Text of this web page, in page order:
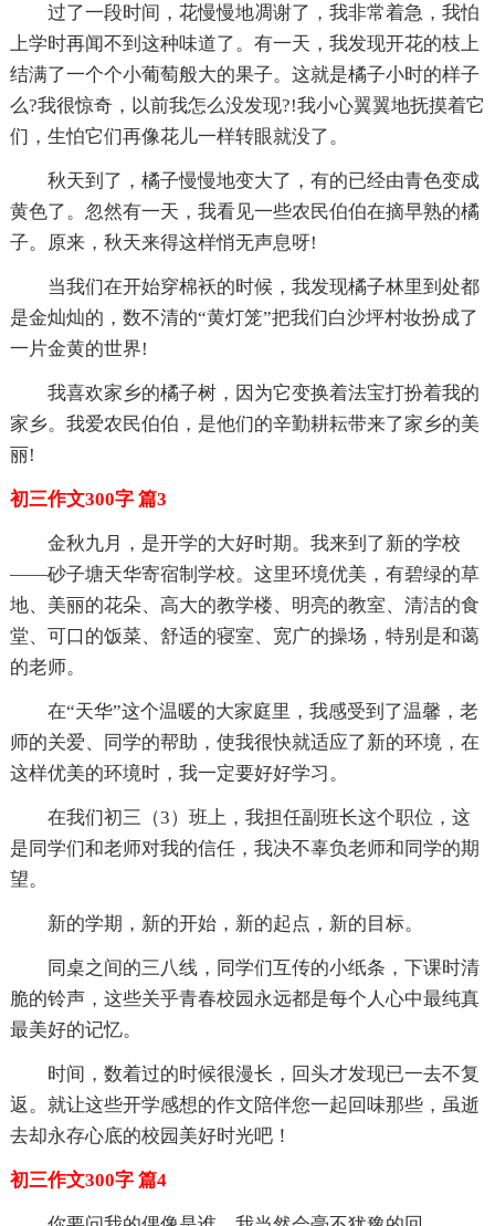
过了一段时间，花慢慢地凋谢了，我非常着急，我怕
上学时再闻不到这种味道了。有一天，我发现开花的枝上
结满了一个个小葡萄般大的果子。这就是橘子小时的样子
么?我很惊奇，以前我怎么没发现?!我小心翼翼地抚摸着它
们，生怕它们再像花儿一样转眼就没了。
秋天到了，橘子慢慢地变大了，有的已经由青色变成
黄色了。忽然有一天，我看见一些农民伯伯在摘早熟的橘
子。原来，秋天来得这样悄无声息呀!
当我们在开始穿棉袄的时候，我发现橘子林里到处都
是金灿灿的，数不清的“黄灯笼”把我们白沙坪村妆扮成了
一片金黄的世界!
我喜欢家乡的橘子树，因为它变换着法宝打扮着我的
家乡。我爱农民伯伯，是他们的辛勤耕耘带来了家乡的美
丽!
初三作文300字 篇3
金秋九月，是开学的大好时期。我来到了新的学校
——砂子塘天华寄宿制学校。这里环境优美，有碧绿的草
地、美丽的花朵、高大的教学楼、明亮的教室、清洁的食
堂、可口的饭菜、舒适的寝室、宽广的操场，特别是和蔼
的老师。
在“天华”这个温暖的大家庭里，我感受到了温馨，老
师的关爱、同学的帮助，使我很快就适应了新的环境，在
这样优美的环境时，我一定要好好学习。
在我们初三（3）班上，我担任副班长这个职位，这
是同学们和老师对我的信任，我决不辜负老师和同学的期
望。
新的学期，新的开始，新的起点，新的目标。
同桌之间的三八线，同学们互传的小纸条，下课时清
脆的铃声，这些关乎青春校园永远都是每个人心中最纯真
最美好的记忆。
时间，数着过的时候很漫长，回头才发现已一去不复
返。就让这些开学感想的作文陪伴您一起回味那些，虽逝
去却永存心底的校园美好时光吧！
初三作文300字 篇4